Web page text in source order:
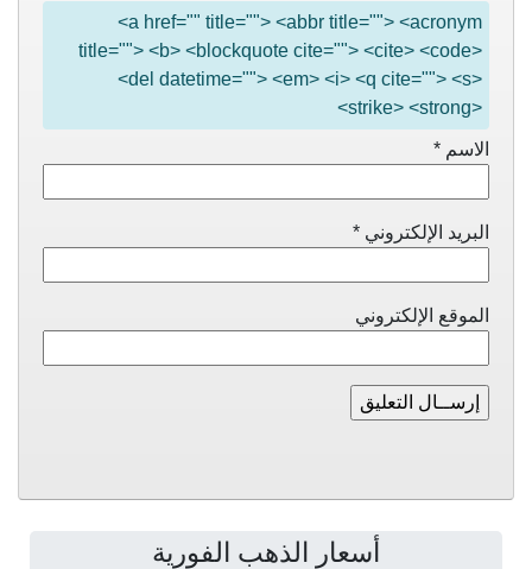
<a href="" title=""> <abbr title=""> <acronym
title=""> <b> <blockquote cite=""> <cite> <code>
<del datetime=""> <em> <i> <q cite=""> <s>
<strike> <strong>
الاسم *
البريد الإلكتروني *
الموقع الإلكتروني
أسعار الذهب الفورية